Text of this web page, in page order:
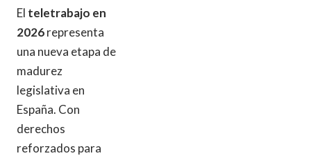
El teletrabajo en
2026representa
una nueva etapa de
madurez
legislativa en
España. Con
derechos
reforzados para